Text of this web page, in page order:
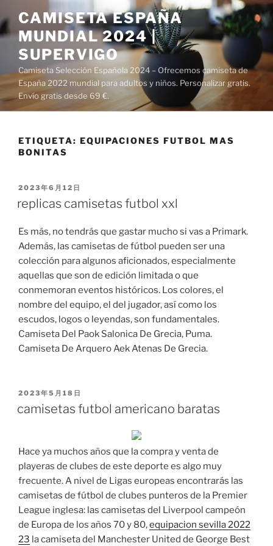
al
contenido
CAMISETA ESPAÑA
MUNDIAL 2024 |
SUPERVIGO
Camiseta Selección Española 2024 – Ofrecemos camiseta de
España 2022 mundial para adultos y niños. Personalizar gratis.
Envío gratis desde 69 €.
ETIQUETA: EQUIPACIONES FUTBOL MAS
BONITAS
PUBLICADO
2023年6月12日
replicas camisetas futbol xxl
Es más, no tendrás que gastar mucho si vas a Primark.
Además, las camisetas de fútbol pueden ser una
colección para algunos aficionados, especialmente
aquellas que son de edición limitada o que
conmemoran eventos históricos. Los colores, el
nombre del equipo, el del jugador, así como los
escudos, logos o leyendas, son fundamentales.
Camiseta Del Paok Salonica De Grecia, Puma.
Camiseta De Arquero Aek Atenas De Grecia.
PUBLICADO
2023年5月18日
camisetas futbol americano baratas
Hace ya muchos años que la compra y venta de
playeras de clubes de este deporte es algo muy
frecuente. A nivel de Ligas europeas encontrarás las
camisetas de fútbol de clubes punteros de la Premier
League inglesa: las camisetas del Liverpool campeón
de Europa de los años 70 y 80,equipacion sevilla 2022
23 la camiseta del Manchester United de George Best